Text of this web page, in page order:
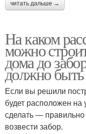
читать дальше →
На каком
можно
дома до
должно
Если вы решили
будет расположен на
сделать ―
возвести забор.